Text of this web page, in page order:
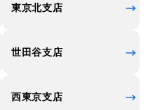
東京北支店
世田谷支店
西東京支店